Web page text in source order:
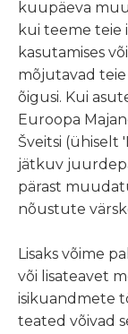
kuupäeva
kui teeme teie
kasutamises
mõjutavad
õigusi. Kui
Euroopa
Šveitsi (ühiselt
jätkuv
pärast
nõustute
Lisaks võime
või lisateavet
isikuandmete
teated võivad